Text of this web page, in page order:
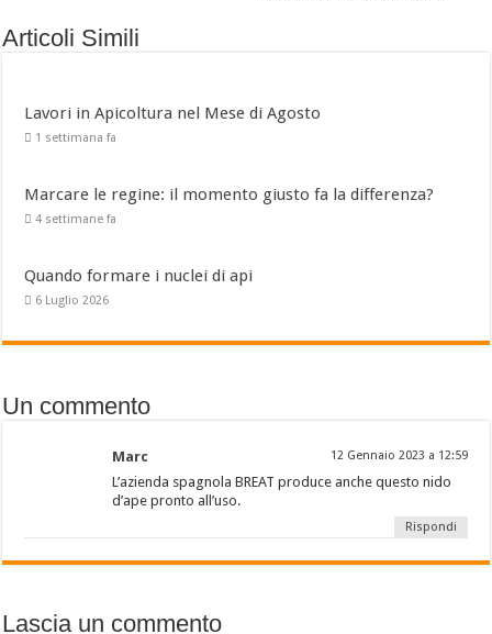
Articoli Simili
Lavori in Apicoltura nel Mese di Agosto
1 settimana fa
Marcare le regine: il momento giusto fa la differenza?
4 settimane fa
Quando formare i nuclei di api
6 Luglio 2026
Un commento
Marc 12 Gennaio 2023 a 12:59
L’azienda spagnola BREAT produce anche questo nido
d’ape pronto all’uso.
Rispondi
Lascia un commento